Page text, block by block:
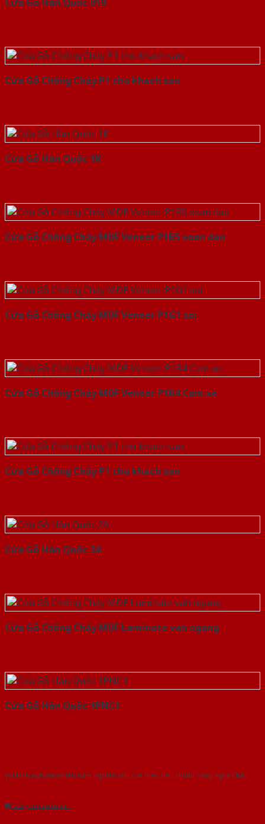
Cửa Gỗ Chống Cháy P1 cho khach san
Cửa Gỗ Hàn Quốc 1K
Cửa Gỗ Chống Cháy MDF Veneer P1R5 xoan dao
Cửa Gỗ Chống Cháy MDF Veneer P1G1 soi
Cửa Gỗ Chống Cháy MDF Veneer P1R4 Cam xe
Cửa Gỗ Chống Cháy P1 cho khach san
Cửa Gỗ Hàn Quốc 2A
Cửa Gỗ Chống Cháy MDF Laminate van ngang
Cửa Gỗ Hàn Quốc 1PNC1
Với kinh nghiệm nhiêu năm nghiên cứu cửa theo tiêu chuẩn công nghệ Châu
Gửi yêu cầu tư vấn